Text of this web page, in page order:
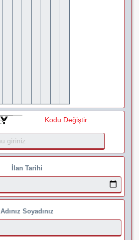
Kodu Değiştir
İlan Tarihi
Adınız Soyadınız